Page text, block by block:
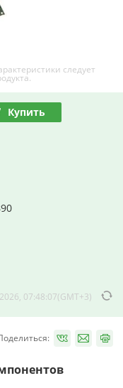
следует
Купить
07:48:07(GMT+3)